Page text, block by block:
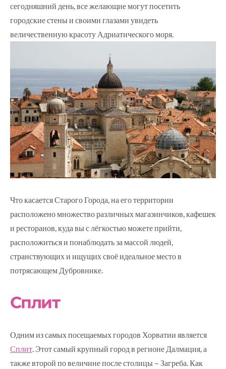
сегодняшний день, все желающие могут посетить
городские стены и своими глазами увидеть
величественную красоту Адриатического моря.
Что касается Старого Города, на его территории
расположено множество различных магазинчиков, кафешек
и ресторанов, куда вы с лёгкостью можете прийти,
расположиться и понаблюдать за массой людей,
странствующих и ищущих своё идеальное место в
потрясающем Дубровнике.
Сплит
Одним из самых посещаемых городов Хорватии является
Сплит. Этот самый крупный город в регионе Далмация, а
также второй по величине после столицы – Загреба. Как